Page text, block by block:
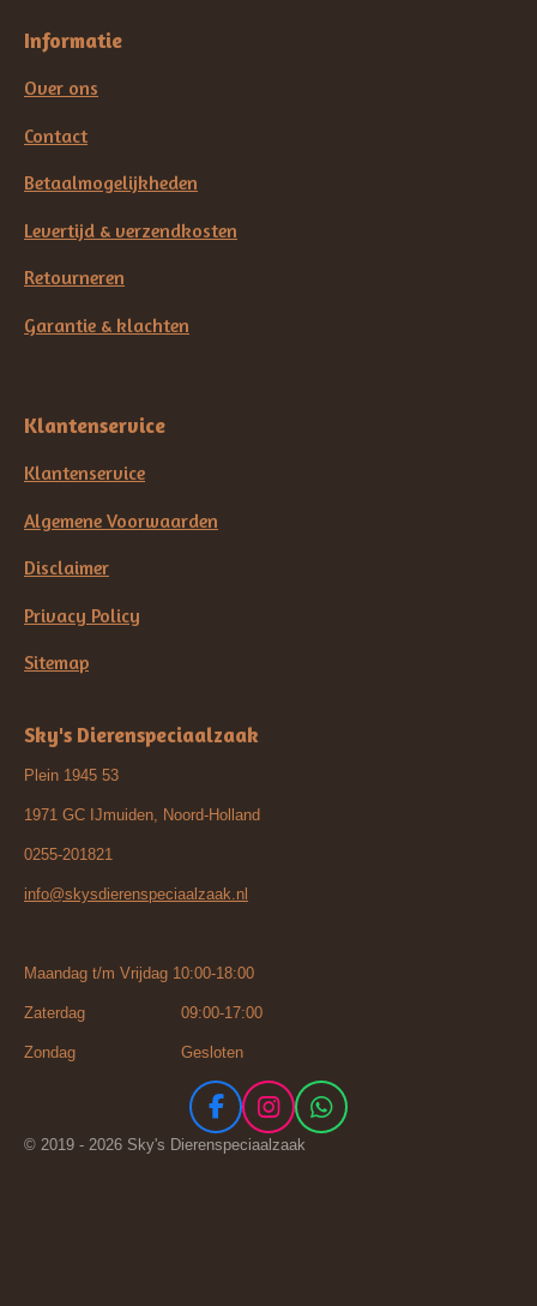
Informatie
Over ons
Contact
Betaalmogelijkheden
Levertijd & verzendkosten
Retourneren
Garantie & klachten
Klantenservice
Klantenservice
Algemene Voorwaarden
Disclaimer
Privacy Policy
Sitemap
Sky's Dierenspeciaalzaak
Plein 1945 53
1971 GC IJmuiden, Noord-Holland
0255-201821
info@skysdierenspeciaalzaak.nl
Maandag t/m Vrijdag 10:00-18:00
Zaterdag 09:00-17:00
Zondag Gesloten
F
a
I
n
W
© 2019 - 2026 Sky's Dierenspeciaalzaak